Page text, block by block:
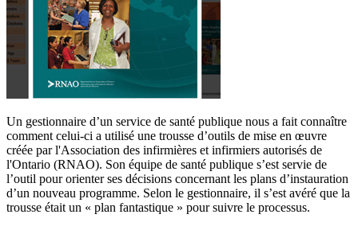
Un gestionnaire d’un service de santé publique nous a fait connaître
comment celui-ci a utilisé une trousse d’outils de mise en œuvre
créée par l'Association des infirmières et infirmiers autorisés de
l'Ontario (RNAO). Son équipe de santé publique s’est servie de
l’outil pour orienter ses décisions concernant les plans d’instauration
d’un nouveau programme. Selon le gestionnaire, il s’est avéré que la
trousse était un « plan fantastique » pour suivre le processus.